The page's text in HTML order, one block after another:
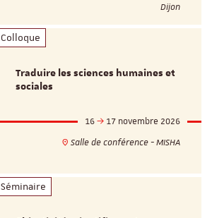
Dijon
Colloque
Traduire les sciences humaines et
sociales
16
17 novembre 2026
Salle de conférence - MISHA
Séminaire